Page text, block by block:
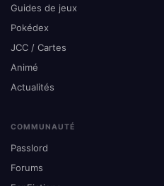
Guides de jeux
Pokédex
JCC / Cartes
Animé
Actualités
COMMUNAUTÉ
Passlord
Forums